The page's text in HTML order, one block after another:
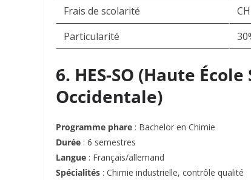
Frais de scolarité
Particularité
6. HES-SO (Haute
Occidentale)
Programme phare : Bachelor en Chimie
Durée : 6 semestres
Langue : Français/allemand
Spécialités : Chimie industrielle, contrôle qualité